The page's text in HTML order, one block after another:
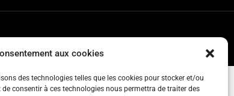
aux cookies
des technologies telles que les cookies pour stocker et/ou
consentir à ces technologies nous permettra de traiter des